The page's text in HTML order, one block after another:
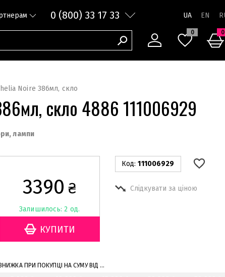
0 (800) 33 17 33 UA
0 0
Noire 386мл, скло
скло 4886 111006929
лампи
3390 ₴
Залишилось: 2 од.
Код: 111006929
Слідкувати за ціною
ПРИ ПОКУПЦІ НА СУМУ ВІД ...